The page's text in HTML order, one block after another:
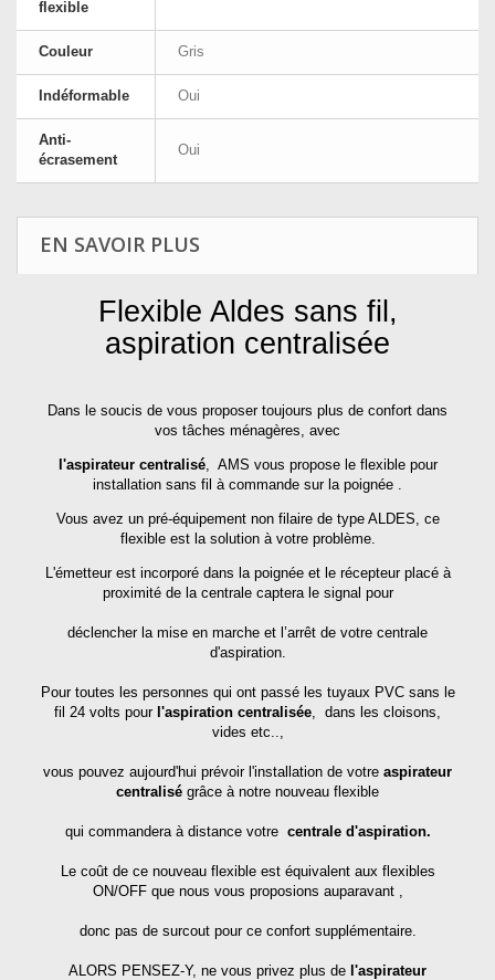
flexible
Couleur Gris
Indéformable Oui
Anti-
écrasement
Oui
EN SAVOIR PLUS
Flexible Aldes sans fil,
aspiration centralisée
Dans le soucis de vous proposer toujours plus de confort dans
vos tâches ménagères, avec
l'aspirateur centralisé, AMS vous propose le flexible pour
installation sans fil à commande sur la poignée .
Vous avez un pré-équipement non filaire de type ALDES, ce
flexible est la solution à votre problème.
L'émetteur est incorporé dans la poignée et le récepteur placé à
proximité de la centrale captera le signal pour
déclencher la mise en marche et l’arrêt de votre centrale
d'aspiration.
Pour toutes les personnes qui ont passé les tuyaux PVC sans le
fil 24 volts pour l'aspiration centralisée , dans les cloisons,
vides etc..,
vous pouvez aujourd'hui prévoir l'installation de votre aspirateur
centralisé grâce à notre nouveau flexible
qui commandera à distance votre centrale d'aspiration.
Le coût de ce nouveau flexible est équivalent aux flexibles
ON/OFF que nous vous proposions auparavant ,
donc pas de surcout pour ce confort supplémentaire.
ALORS PENSEZ-Y, ne vous privez plus de l'aspirateur